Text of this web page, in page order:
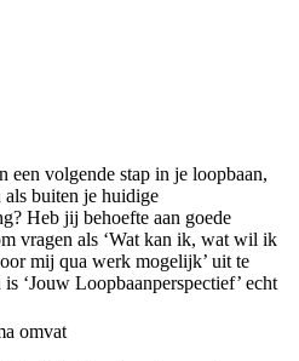
een volgende stap in je loopbaan,
buiten je huidige
Heb jij behoefte aan goede
vragen als ‘Wat kan ik, wat wil ik
mij qua werk mogelijk’ uit te
‘Jouw Loopbaanperspectief’ echt
omvat